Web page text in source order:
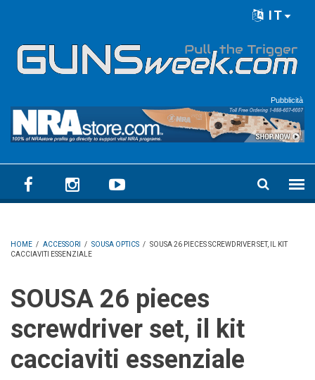
IT
Pubblicità
HOME / ACCESSORI / SOUSA OPTICS / SOUSA 26 PIECES SCREWDRIVER SET, IL KIT
CACCIAVITI ESSENZIALE
SOUSA 26 pieces
screwdriver set, il kit
cacciaviti essenziale